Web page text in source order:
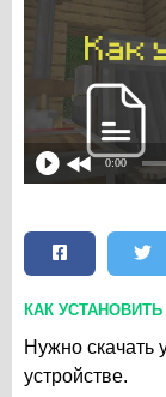
0:00
КАК
Нужно скачать
устройстве.